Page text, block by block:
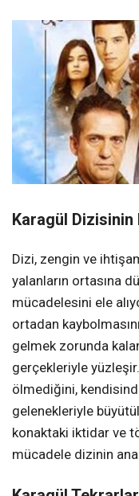
Karagül
Dizi, zengin ve
yalanların ortasına
mücadelesini ele
ortadan
gelmek zorunda
gerçekleriyle
ölmediğini,
gelenekleriyle
konaktaki iktidar ve
mücadele dizinin